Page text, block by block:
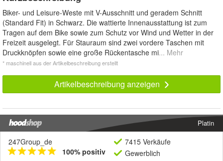
Biker- und Leisure-Weste mit V-Ausschnitt und geradem Schnitt
(Standard Fit) in Schwarz. Die wattierte Innenausstattung ist zum
Tragen auf dem Bike sowie zum Schutz vor Wind und Wetter in der
Freizeit ausgelegt. Für Stauraum sind zwei vordere Taschen mit
Druckknöpfen sowie eine große Rückentasche mi... Mehr
* maschinell aus der Artikelbeschreibung erstellt
Artikelbeschreibung anzeigen
Platin
247Group_de
100% positiv
7415 Verkäufe
Gewerblich